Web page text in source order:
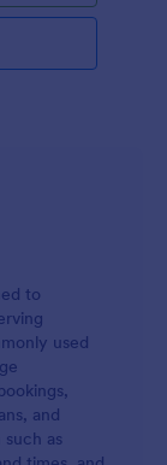
to
used
and
as